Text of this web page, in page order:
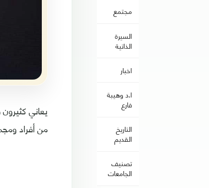
مجتمع
السيرة
الذاتية
اخبار
ا.د وهيبة
فارع
التاريخ
القديم
تصنيف
الجامعات
يعاني
من أفراد